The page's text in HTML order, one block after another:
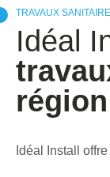
TRAVAUX
Idéal
Idéal Install